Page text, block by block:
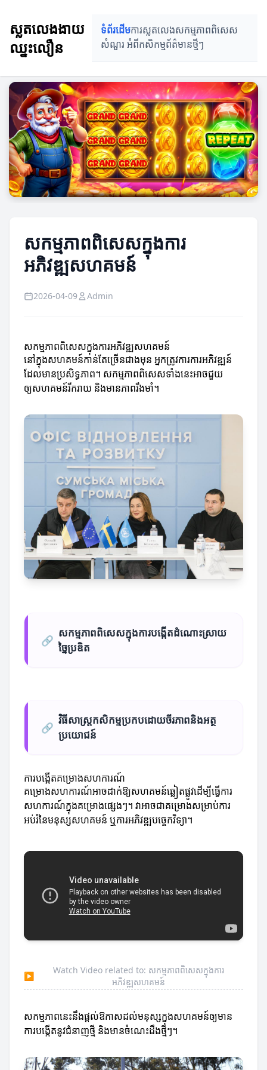
ស្លតលេងងាយ
ឈ្នះលឿន
ទំព័រដើមការស្លតលេងសកម្មភាពពិសេស
សំណួរ អំពីកសិកម្មព័ត៌មានថ្មីៗ
សកម្មភាពពិសេសក្នុងការ
អភិវឌ្ឍសហគមន៍
2026-04-09 Admin
សកម្មភាពពិសេសក្នុងការអភិវឌ្ឍសហគមន៍
នៅក្នុងសហគមន៍កាន់តែច្រើនជាងមុន អ្នកត្រូវការការអភិវឌ្ឍន៍
ដែលមានប្រសិទ្ធភាព។ សកម្មភាពពិសេសទាំងនេះអាចជួយ
ឲ្យសហគមន៍រីករាយ និងមានភាពរឹងមាំ។
🔗
សកម្មភាពពិសេសក្នុងការបង្កើតដំណោះស្រាយ
ច្នៃប្រឌិត
🔗
វិធីសាស្ត្រកសិកម្មប្រកបដោយចីរភាពនិងអត្ថ
ប្រយោជន៍
ការបង្កើតគម្រោងសហការណ៍
គម្រោងសហការណ៍អាចដាក់ឱ្យសហគមន៍ឆ្លៀតផ្លូវដើម្បីធ្វើការ
សហការណ៍ក្នុងគម្រោងផ្សេងៗ។ វាអាចជាគម្រោងសម្រាប់ការ
អប់រំនៃមនុស្សសហគមន៍ ឬការអភិវឌ្ឍបច្ចេកវិទ្យា។
▶
Watch Video related to: សកម្មភាពពិសេសក្នុងការ
អភិវឌ្ឍសហគមន៍
សកម្មភាពនេះនឹងផ្តល់ឱកាសដល់មនុស្សក្នុងសហគមន៍ឲ្យមាន
ការបង្កើតនូវជំនាញថ្មី និងមានចំណេះដឹងថ្មីៗ។